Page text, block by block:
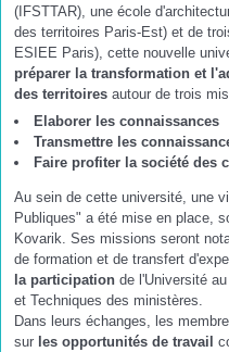
(IFSTTAR), une école
des territoires Paris-Est) et de
ESIEE Paris), cette nouvelle
préparer la transformation et
des territoires autour de trois
Elaborer les connaissances
Transmettre les
Faire profiter la société des
Au sein de cette université, une
Publiques" a été mise en place,
Kovarik. Ses missions seront
de formation et de transfert
la participation de l'Université
et Techniques des ministères.
Dans leurs échanges, les
sur les opportunités de travail